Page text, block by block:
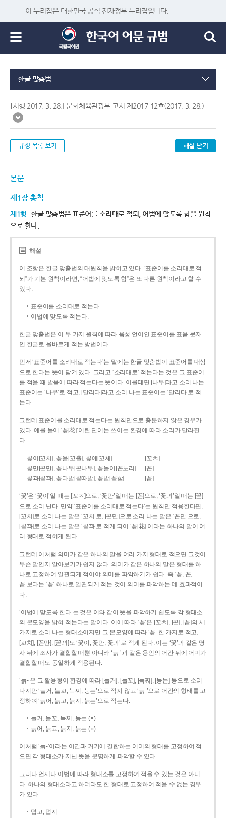
이 누리집은 대한민국 공식 전자정부 누리집입니다.
한글 맞춤법
[시행 2017. 3. 28.] 문화체육관광부 고시 제2017-12호(2017. 3. 28.)
규정 목록 보기 해설 닫기
본문
제1장 총칙
제1항 한글 맞춤법은 표준어를 소리대로 적되, 어법에 맞도록 함을 원칙
으로 한다.
해설
이 조항은 한글 맞춤법의 대원칙을 밝히고 있다. “표준어를 소리대로 적
되”가 기본 원칙이라면, “어법에 맞도록 함”은 또 다른 원칙이라고 할 수
있다.
표준어를 소리대로 적는다.
어법에 맞도록 적는다.
한글 맞춤법은 이 두 가지 원칙에 따라 음성 언어인 표준어를 표음 문자
인 한글로 올바르게 적는 방법이다.
먼저 ‘표준어를 소리대로 적는다’는 말에는 한글 맞춤법이 표준어를 대상
으로 한다는 뜻이 담겨 있다. 그리고 ‘소리대로’ 적는다는 것은 그 표준어
를 적을 때 발음에 따라 적는다는 뜻이다. 이를테면 [나무]라고 소리 나는
표준어는 ‘나무’로 적고, [달리다]라고 소리 나는 표준어는 ‘달리다’로 적
는다.
그런데 표준어를 소리대로 적는다는 원칙만으로 충분하지 않은 경우가
있다. 예를 들어 ‘꽃[花]’이란 단어는 쓰이는 환경에 따라 소리가 달라진
다.
꽃이[꼬치], 꽃을[꼬츨], 꽃에[꼬체] …………… [꼬ㅊ]
꽃만[꼰만], 꽃나무[꼰나무], 꽃놀이[꼰노리] … [꼰]
꽃과[꼳꽈], 꽃다발[꼳따발], 꽃밭[꼳빧] ……… [꼳]
‘꽃’은 ‘꽃이’일 때는 [꼬ㅊ]으로, ‘꽃만’일 때는 [꼰]으로, ‘꽃과’일 때는 [꼳]
으로 소리 난다. 만약 ‘표준어를 소리대로 적는다’는 원칙만 적용한다면,
[꼬치]로 소리 나는 말은 ‘꼬치’로, [꼰만]으로 소리 나는 말은 ‘꼰만’으로,
[꼳꽈]로 소리 나는 말은 ‘꼳꽈’로 적게 되어 ‘꽃[花]’이라는 하나의 말이 여
러 형태로 적히게 된다.
그런데 이처럼 의미가 같은 하나의 말을 여러 가지 형태로 적으면 그것이
무슨 말인지 알아보기가 쉽지 않다. 의미가 같은 하나의 말은 형태를 하
나로 고정하여 일관되게 적어야 의미를 파악하기가 쉽다. 즉 ‘꽃, 꼰,
꼳’보다는 ‘꽃’ 하나로 일관되게 적는 것이 의미를 파악하는 데 효과적이
다.
‘어법에 맞도록 한다’는 것은 이와 같이 뜻을 파악하기 쉽도록 각 형태소
의 본모양을 밝혀 적는다는 말이다. 이에 따라 ‘꽃’은 [꼬ㅊ], [꼰], [꼳]의 세
가지로 소리 나는 형태소이지만 그 본모양에 따라 ‘꽃’ 한 가지로 적고,
[꼬치], [꼰만], [꼳꽈]도 ‘꽃이, 꽃만, 꽃과’로 적게 된다. 이는 ‘꽃’과 같은 명
사 뒤에 조사가 결합할 때뿐 아니라 ‘늙-’과 같은 용언의 어간 뒤에 어미가
결합할 때도 동일하게 적용된다.
‘늙-’은 그 활용형이 환경에 따라 [늘거], [늘꼬], [늑찌], [능는] 등으로 소리
나지만 ‘늘거, 늘꼬, 늑찌, 능는’으로 적지 않고 ‘늙-’으로 어간의 형태를 고
정하여 ‘늙어, 늙고, 늙지, 늙는’으로 적는다.
늘거, 늘꼬, 늑찌, 능는 (×)
늙어, 늙고, 늙지, 늙는 (○)
이처럼 ‘늙-­’이라는 어간과 거기에 결합하는 어미의 형태를 고정하여 적
으면 각 형태소가 지닌 뜻을 분명하게 파악할 수 있다.
그러나 언제나 어법에 따라 형태소를 고정하여 적을 수 있는 것은 아니
다. 하나의 형태소라고 하더라도 한 형태로 고정하여 적을 수 없는 경우
가 있다.
덥고, 덥지